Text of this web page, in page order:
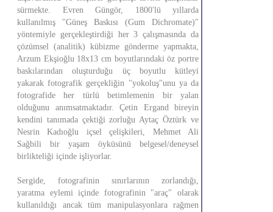
sürmekte. Evren Güngör, 1800'lü yıllarda
kullanılmış "Güneş Baskısı (Gum Dichromate)"
yöntemiyle gerçekleştirdiği her 3 çalışmasında da
çözümsel (analitik) kübizme gönderme yapmakta,
Arzum Ekşioğlu 18x13 cm boyutlarındaki öz portre
baskılarından oluşturduğu üç boyutlu kütleyi
yakarak fotografik gerçekliğin "yokoluş"unu ya da
fotografide her türlü betimlemenin bir yalan
olduğunu anımsatmaktadır. Çetin Ergand bireyin
kendini tanımada çektiği zorluğu Aytaç Öztürk ve
Nesrin Kadıoğlu içsel çelişkileri, Mehmet Ali
Sağbili bir yaşam öyküsünü belgesel/deneysel
birlikteliği içinde işliyorlar.
Sergide, fotografinin sınırlarının zorlandığı,
yaratma eylemi içinde fotografinin "araç" olarak
kullanıldığı ancak tüm manipulasyonlara rağmen